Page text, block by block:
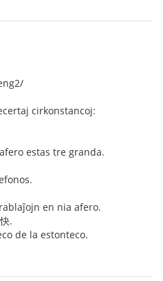
cirkonstancoj:
estas tre granda.
en nia afero.
.
de la estonteco.